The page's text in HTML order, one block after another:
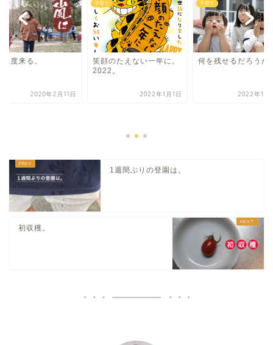
度来る。
2020年2月11日
子育て
笑顔のたえない一年に。
2022。
2022年1月1日
子育て
何を残せるだろうか
2022年10
1週間ぶりの登園は。
初収穫。